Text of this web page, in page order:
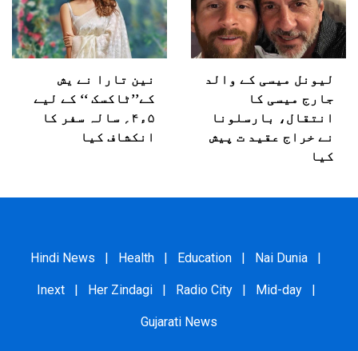
لیونل میسی کے والد
جارج میسی کا
انتقال، بارسلونا
نے خراج عقید ت پیش
کیا
نین تارا نے یش
کے’’ٹاکسک ‘‘ کے لیے
۵ء۴؍ سالہ سفر کا
انکشاف کیا
Hindi News | Health | Education | Nai Dunia |
Inext | Her Zindagi | Radio City | Mid-day |
Gujarati News